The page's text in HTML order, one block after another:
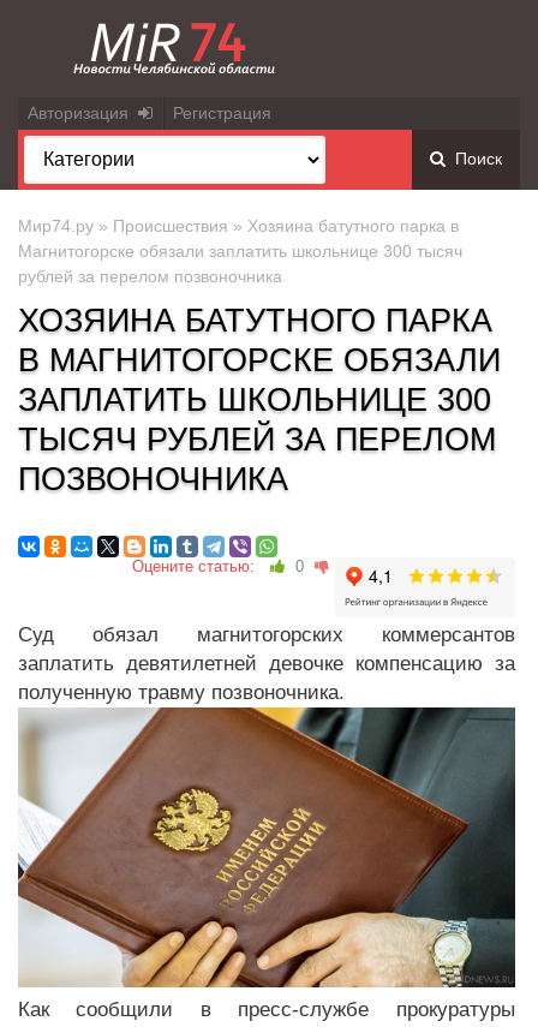
Авторизация Регистрация
Поиск
Мир74.ру » Происшествия » Хозяина батутного парка в
Магнитогорске обязали заплатить школьнице 300 тысяч
рублей за перелом позвоночника
ХОЗЯИНА БАТУТНОГО ПАРКА
В МАГНИТОГОРСКЕ ОБЯЗАЛИ
ЗАПЛАТИТЬ ШКОЛЬНИЦЕ 300
ТЫСЯЧ РУБЛЕЙ ЗА ПЕРЕЛОМ
ПОЗВОНОЧНИКА
Оцените статью: 0
Суд обязал магнитогорских коммерсантов
заплатить девятилетней девочке компенсацию за
полученную травму позвоночника.
Как сообщили в пресс-службе прокуратуры